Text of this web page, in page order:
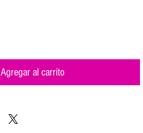
Agregar al carrito